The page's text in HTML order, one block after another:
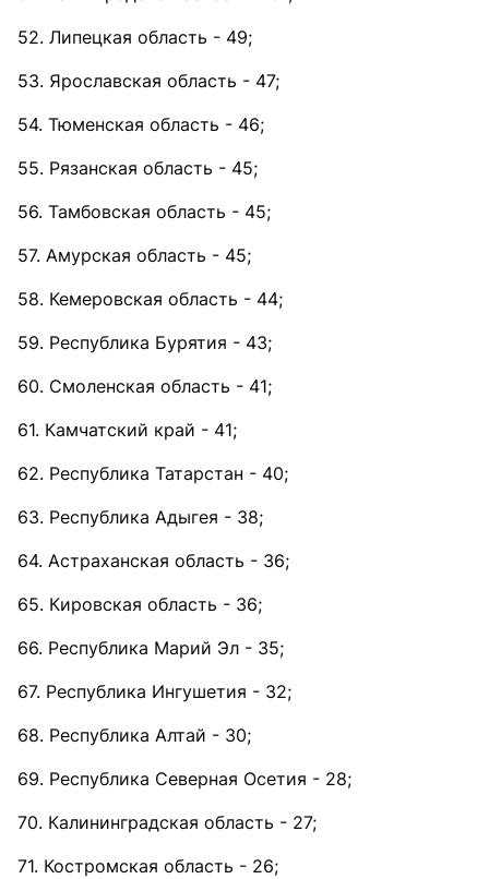
52. Липецкая область - 49;
53. Ярославская область - 47;
54. Тюменская область - 46;
55. Рязанская область - 45;
56. Тамбовская область - 45;
57. Амурская область - 45;
58. Кемеровская область - 44;
59. Республика Бурятия - 43;
60. Смоленская область - 41;
61. Камчатский край - 41;
62. Республика Татарстан - 40;
63. Республика Адыгея - 38;
64. Астраханская область - 36;
65. Кировская область - 36;
66. Республика Марий Эл - 35;
67. Республика Ингушетия - 32;
68. Республика Алтай - 30;
69. Республика Северная Осетия - 28;
70. Калининградская область - 27;
71. Костромская область - 26;